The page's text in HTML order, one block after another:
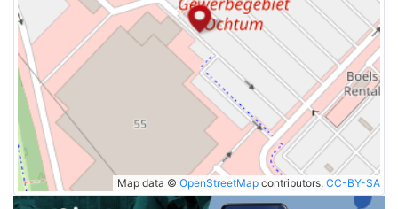
Map data © OpenStreetMap contributors, CC-BY-SA